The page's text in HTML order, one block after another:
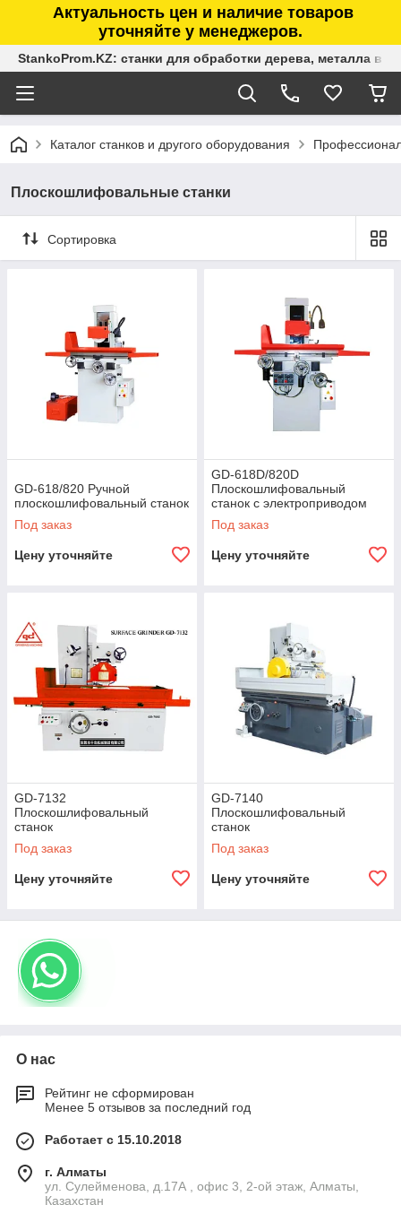
Актуальность цен и наличие товаров
уточняйте у менеджеров.
StankoProm.KZ: станки для обработки дерева, металла в
Каталог станков и другого оборудования
Плоскошлифовальные станки
Сортировка
GD-618/820 Ручной
плоскошлифовальный станок
Под заказ
Цену уточняйте
GD-618D/820D
Плоскошлифовальный
станок с электроприводом
Под заказ
Цену уточняйте
GD-7132
Плоскошлифовальный
станок
Под заказ
Цену уточняйте
GD-7140
Плоскошлифовальный
станок
Под заказ
Цену уточняйте
О нас
Рейтинг не сформирован
Менее 5 отзывов за последний год
Работает с 15.10.2018
г. Алматы
ул. Сулейменова, д.17А , офис 3, 2-ой этаж, Алматы,
Казахстан